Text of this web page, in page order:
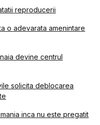
reproducerii
o adevarata amenintare
devine centrul
solicita deblocarea
inca nu este pregatit